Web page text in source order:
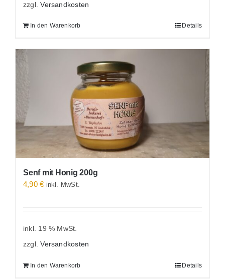
zzgl.Versandkosten
In den Warenkorb Details
Senf mit Honig 200g
4,90€ inkl. MwSt.
inkl. 19 % MwSt.
zzgl.Versandkosten
In den Warenkorb Details